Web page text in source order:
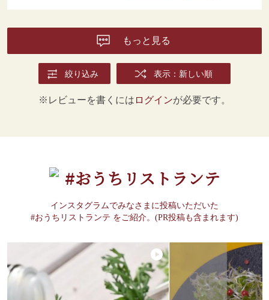
もっと見る
絞り込み 表示：新しい順
※レビューを書くには ログインが必要です。
#おうちリストランテ
インスタグラムでみなさまに投稿いただいた
#おうちリストランテ をご紹介。(PR投稿も含まれます)